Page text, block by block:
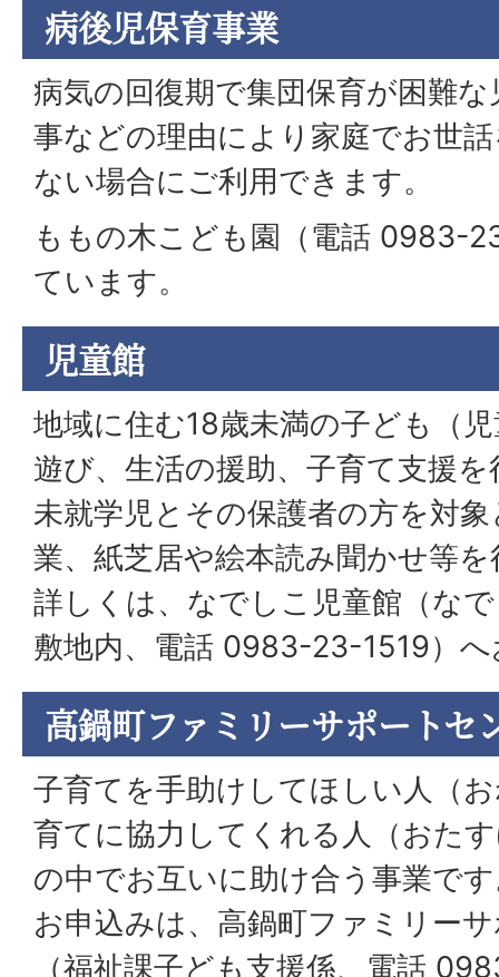
病後児保育事業
病気の回復期で集団保育が困難
事などの理由により家庭でお世
ない場合にご利用できます。
ももの木こども園（電話 0983-
ています。
児童館
地域に住む18歳未満の子ども（
遊び、生活の援助、子育て支援
未就学児とその保護者の方を対
業、紙芝居や絵本読み聞かせ等
詳しくは、なでしこ児童館（な
敷地内、電話 0983-23-1519）
高鍋町ファミリーサポートセ
子育てを手助けしてほしい人（
育てに協力してくれる人（おた
の中でお互いに助け合う事業で
お申込みは、高鍋町ファミリー
（福祉課子ども支援係、電話